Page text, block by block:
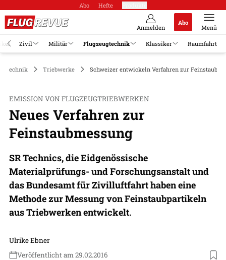
Abo Hefte
Anmelden
Abo
Menü
Zivil Militär Flugzeugtechnik Klassiker Raumfahrt
Triebwerke Schweizer entwickeln Verfahren zur
EMISSION VON FLUGZEUGTRIEBWERKEN
Neues Verfahren zur
Feinstaubmessung
SR Technics, die Eidgenössische
Materialprüfungs- und Forschungsanstalt und
das Bundesamt für Zivilluftfahrt haben eine
Methode zur Messung von Feinstaubpartikeln
aus Triebwerken entwickelt.
Ulrike Ebner
Veröffentlicht am 29.02.2016